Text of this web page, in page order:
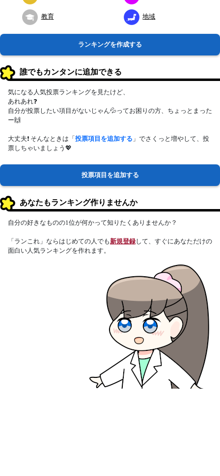
教育 地域
ランキングを作成する
誰でもカンタンに追加できる
気になる人気投票ランキングを見たけど、
あれあれ❓
自分が投票したい項目がないじゃん💦ってお困りの方、ちょっとまった
ー🙌
大丈夫❗ そんなときは「投票項目を追加する 」でさくっと増やして、投
票しちゃいましょう💖
投票項目を追加する
あなたもランキング作りませんか
自分の好きなものの1位が何かって知りたくありませんか？
「ランこれ」ならはじめての人でも新規登録して、すぐにあなただけの
面白い人気ランキングを作れます。